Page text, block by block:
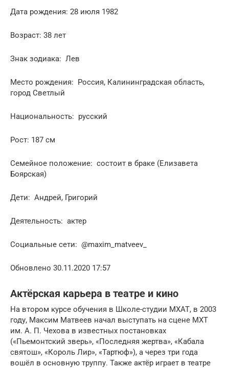
Дата рождения: 28 июля 1982
Возраст: 38 лет
Знак зодиака: Лев
Место рождения: Россия, Калининградская область,
город Светлый
Национальность: русский
Рост: 187 см
Семейное положение: состоит в браке (Елизавета
Боярская)
Дети: Андрей, Григорий
Деятельность: актер
Социальные сети: @maxim_matveev_
Обновлено 30.11.2020 17:57
Актёрская карьера в театре и кино
На втором курсе обучения в Школе-студии МХАТ, в 2003
году, Максим Матвеев начал выступать на сцене МХТ
им. А. П. Чехова в известных постановках
(«Пьемонтский зверь», «Последняя жертва», «Кабала
святош», «Король Лир», «Тартюф»), а через три года
вошёл в основную труппу. Также актёр играет в театре